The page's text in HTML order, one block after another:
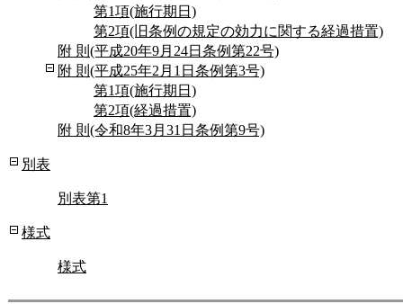
第1項(施行期日)
第2項(旧条例の規定の効力に関する経過措置)
附 則(平成20年9月24日条例第22号)
附 則(平成25年2月1日条例第3号)
第1項(施行期日)
第2項(経過措置)
附 則(令和8年3月31日条例第9号)
別表
別表第1
様式
様式